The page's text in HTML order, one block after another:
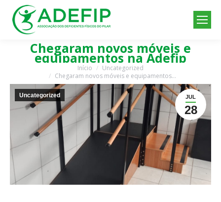
Chegaram novos móveis e
equipamentos na Adefip
Início
Uncategorized
Chegaram novos móveis e equipamentos…
JUL
28
Uncategorized